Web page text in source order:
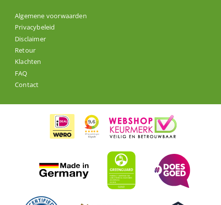
Algemene voorwaarden
Privacybeleid
Disclaimer
Retour
Klachten
FAQ
Contact